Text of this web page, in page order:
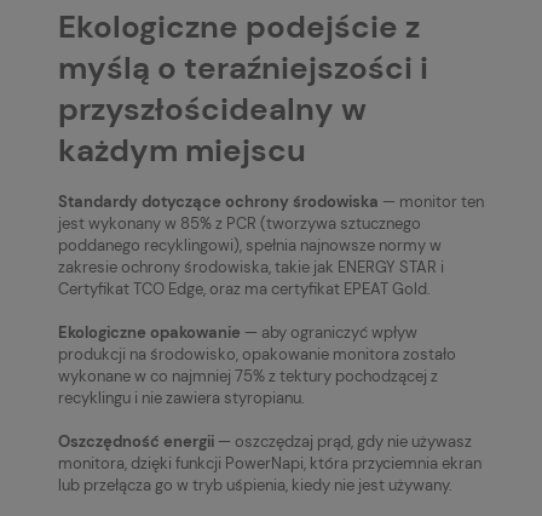
Ekologiczne podejście z
myślą o teraźniejszości i
przyszłościdealny w
każdym miejscu
Standardy dotyczące ochrony środowiska — monitor ten
jest wykonany w 85% z PCR (tworzywa sztucznego
poddanego recyklingowi), spełnia najnowsze normy w
zakresie ochrony środowiska, takie jak ENERGY STAR i
Certyfikat TCO Edge, oraz ma certyfikat EPEAT Gold.
Ekologiczne opakowanie — aby ograniczyć wpływ
produkcji na środowisko, opakowanie monitora zostało
wykonane w co najmniej 75% z tektury pochodzącej z
recyklingu i nie zawiera styropianu.
Oszczędność energii — oszczędzaj prąd, gdy nie używasz
monitora, dzięki funkcji PowerNapi, która przyciemnia ekran
lub przełącza go w tryb uśpienia, kiedy nie jest używany.